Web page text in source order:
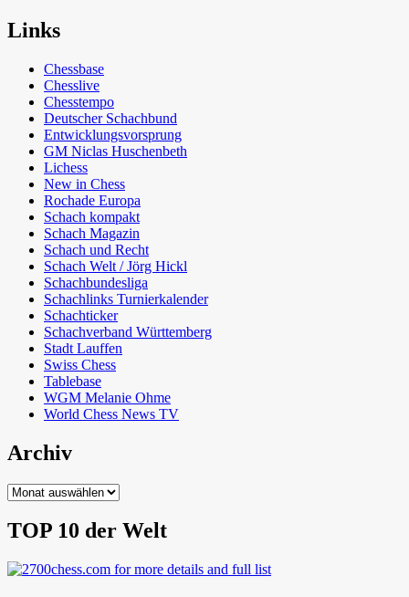
Links
Chessbase
Chesslive
Chesstempo
Deutscher Schachbund
Entwicklungsvorsprung
GM Niclas Huschenbeth
Lichess
New in Chess
Rochade Europa
Schach kompakt
Schach Magazin
Schach und Recht
Schach Welt / Jörg Hickl
Schachbundesliga
Schachlinks Turnierkalender
Schachticker
Schachverband Württemberg
Stadt Lauffen
Swiss Chess
Tablebase
WGM Melanie Ohme
World Chess News TV
Archiv
Archiv
TOP 10 der Welt